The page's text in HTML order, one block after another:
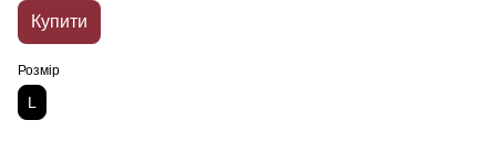
Купити
Розмір
L